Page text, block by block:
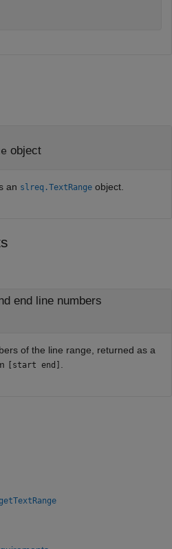
object
an slreq.TextRange object.
end line numbers
of the line range, returned as a
[start end] .